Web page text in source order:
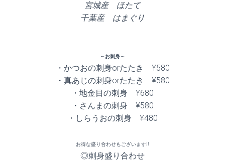
宮城産 ほたて
千葉産 はまぐり
～お刺身～
・かつおの刺身orたたき ¥580
・真あじの刺身orたたき ¥580
・地金目の刺身 ¥680
・さんまの刺身 ¥580
・しらうおの刺身 ¥480
お得な盛り合わせもございます!!
◎刺身盛り合わせ